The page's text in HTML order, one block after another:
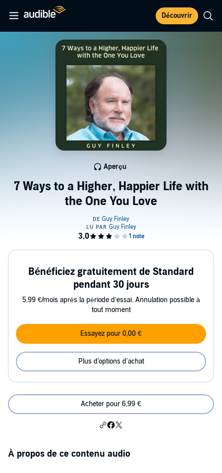
Découvrir
7 Ways to a Higher, Happier Life with
the One You Love
Aperçu
Bénéficiez gratuitement de Standard
pendant 30 jours
5,99 €/mois après la période d’essai. Annulation possible à
tout moment
Essayez pour 0,00 €
Plus d'options d'achat
Acheter pour 6,99 €
À propos de ce contenu audio